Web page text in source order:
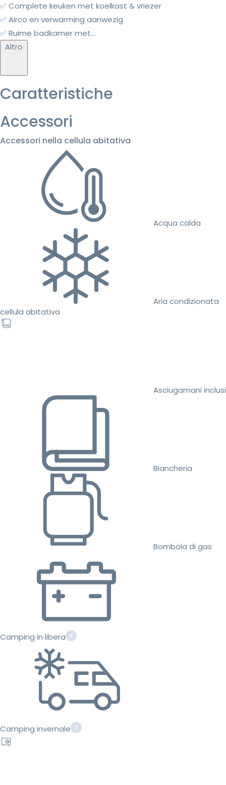
✅ Complete keuken met koelkast & vriezer
✅ Airco en verwarming aanwezig
✅ Ruime badkamer met...
Altro
Caratteristiche
Accessori
Accessori nella cellula abitativa
Acqua calda
Aria condizionata
cellula abitativa
Asciugamani inclusi
Biancheria
Bombola di gas
Camping in libera
Camping invernale